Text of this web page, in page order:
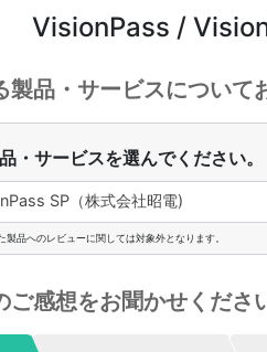
VisionPass /
製品・サービスについて
・サービスを選んでください。
SP（株式会社昭電)
品へのレビューに関しては対象外となります。
ご感想をお聞かせくださ